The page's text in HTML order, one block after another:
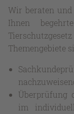
Wir beraten
Ihnen
Themengebiete
Überprüfung
im